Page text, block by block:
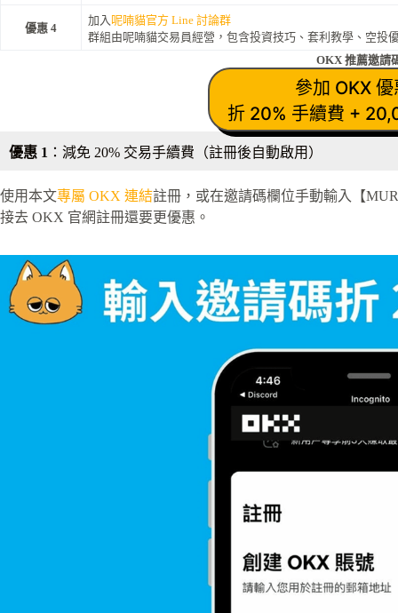
優惠 4
加入 呢喃貓官方 Line 討論群
群組由呢喃貓交易員經營，包含投資技巧、套利教學、空投
OKX 推薦邀請
參加 OKX
折 20% 手續費 +
優惠 1 ：減免 20% 交易手續費（註冊後自動啟用）
使用本文專屬 OKX 連結註冊，或在邀請碼欄位手動輸入【
接去 OKX 官網註冊還要更優惠。